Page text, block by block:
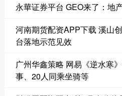
永華证券平台 GEO来了：地
河南期货配资APP下载 溪山
台落地示范见效
广州华鑫策略 网易《逆水寒
事、20人同乘坐骑等